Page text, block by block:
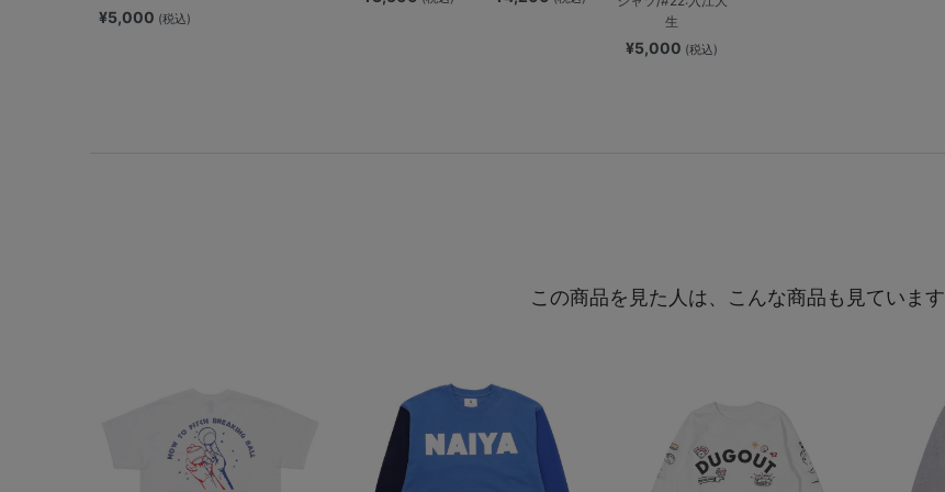
¥5,000 (税込)
生
¥5,000 (税込)
この商品を見た人は、こんな商品も見ています